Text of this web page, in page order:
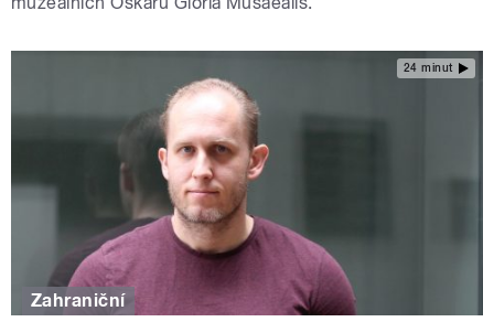
24 minut
Zahraniční